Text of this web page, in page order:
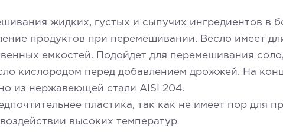
жидких, густых и сыпучих ингредиентов в
продуктов при перемешивании. Весло имеет
емкостей. Подойдет для перемешивания
кислородом перед добавлением дрожжей. На
из нержавеющей стали AISI 204.
пластика, так как не имеет пор для
высоких температур